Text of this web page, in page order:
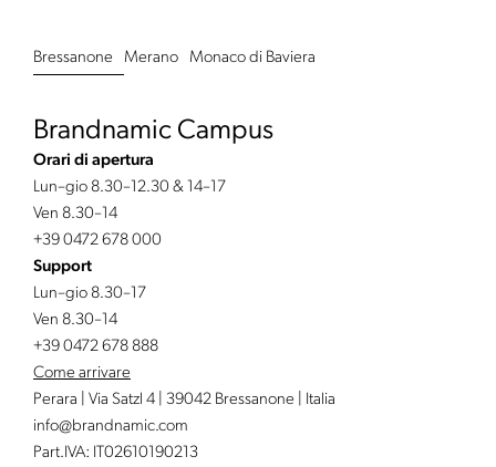
Bressanone Merano Monaco di Baviera
Brandnamic Campus
Orari di apertura
Lun–gio 8.30–12.30 & 14–17
Ven 8.30–14
+39 0472 678 000
Support
Lun–gio 8.30–17
Ven 8.30–14
+39 0472 678 888
Come arrivare
Perara | Via Satzl 4 | 39042 Bressanone | Italia
info@brandnamic.com
Part.IVA: IT02610190213